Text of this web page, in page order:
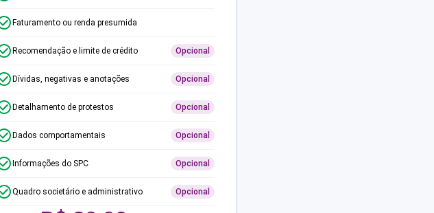
Faturamento ou renda presumida
Recomendação e limite de crédito Opcional
Dívidas, negativas e anotações Opcional
Detalhamento de protestos Opcional
Dados comportamentais Opcional
Informações do SPC Opcional
Quadro societário e administrativo Opcional